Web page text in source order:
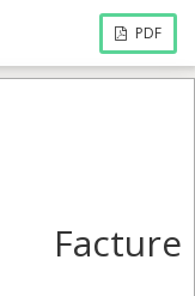
PDF
Facture